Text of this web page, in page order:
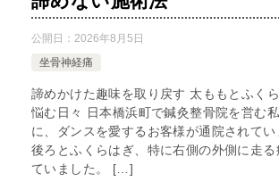
公開日： 2026年8月5日
坐骨神経痛
諦めかけた趣味を取り戻す 太ももとふく
悩む日々 日本橋浜町で鍼灸整骨院を営む
に、ダンスを愛するお客様が通院されて
後ろとふくらはぎ、特に右側の外側に走
ていました。 […]